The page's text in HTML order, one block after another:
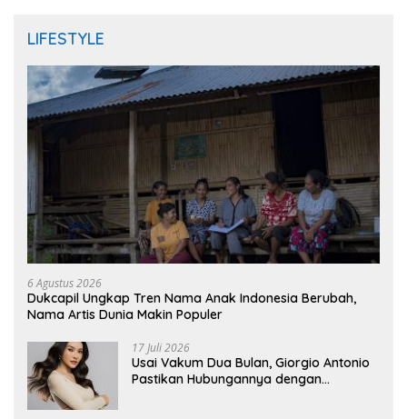
LIFESTYLE
6 Agustus 2026
Dukcapil Ungkap Tren Nama Anak Indonesia Berubah,
Nama Artis Dunia Makin Populer
17 Juli 2026
Usai Vakum Dua Bulan, Giorgio Antonio
Pastikan Hubungannya dengan